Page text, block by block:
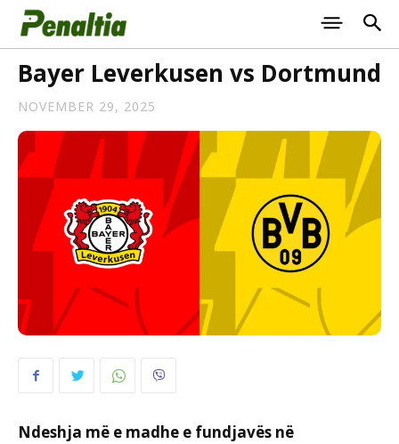
Bayer Leverkusen vs Dortmund
NOVEMBER 29, 2025
Ndeshja më e madhe e fundjavës në